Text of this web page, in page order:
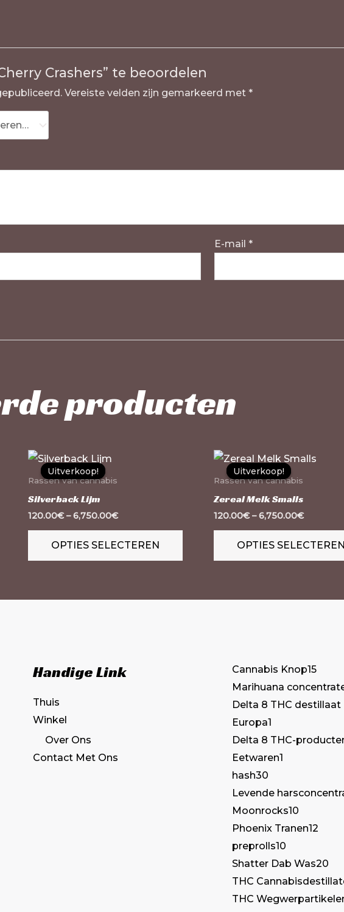
Crashers” te beoordelen
Vereiste velden zijn gemarkeerd met *
E-mail*
producten
product
meerdere
productpagina
Uitverkoop!
Uitverkoop!
Rassen van cannabis
Silverback Lijm
120.00€–6,750.00€
OPTIES SELECTEREN
product
meerdere
variaties.
optie
gekozen
productpagina
Uitverkoop!
Uitverkoop!
Rassen van cannabis
Zereal Melk Smalls
120.00€–6,750.00€
OPTIES SELECTEREN
Handige Link
Thuis
Winkel
Over Ons
Contact Met Ons
Cannabis Knop15
Marihuana
Delta 8 THC destillaat
Europa1
Delta 8 THC-
Eetwaren1
hash30
Levende
Moonrocks10
Phoenix Tranen12
preprolls10
Shatter Dab Was20
THC
THC